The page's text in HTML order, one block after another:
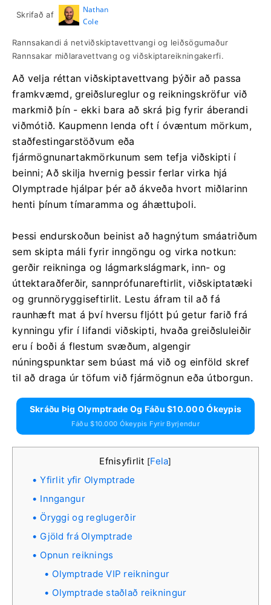
Skrifað af
Nathan
Cole
Rannsakandi á netviðskiptavettvangi og leiðsögumaður
Rannsakar miðlaravettvang og viðskiptareikningakerfi.
Að velja réttan viðskiptavettvang þýðir að passa
framkvæmd, greiðslureglur og reikningskröfur við
markmið þín - ekki bara að skrá þig fyrir áberandi
viðmótið. Kaupmenn lenda oft í óvæntum mörkum,
staðfestingarstöðvum eða
fjármögnunartakmörkunum sem tefja viðskipti í
beinni; Að skilja hvernig þessir ferlar virka hjá
Olymptrade hjálpar þér að ákveða hvort miðlarinn
henti þínum tímaramma og áhættuþoli.
Þessi endurskoðun beinist að hagnýtum smáatriðum
sem skipta máli fyrir inngöngu og virka notkun:
gerðir reikninga og lágmarkslágmark, inn- og
úttektaraðferðir, sannprófunareftirlit, viðskiptatæki
og grunnöryggiseftirlit. Lestu áfram til að fá
raunhæft mat á því hversu fljótt þú getur farið frá
kynningu yfir í lifandi viðskipti, hvaða greiðsluleiðir
eru í boði á flestum svæðum, algengir
núningspunktar sem búast má við og einföld skref
til að draga úr töfum við fjármögnun eða útborgun.
Skráðu Þig Olymptrade Og Fáðu $10.000 Ókeypis
Fáðu $10.000 Ókeypis Fyrir Byrjendur
Efnisyfirlit [Fela]
Yfirlit yfir Olymptrade
Inngangur
Öryggi og reglugerðir
Gjöld frá Olymptrade
Opnun reiknings
Olymptrade VIP reikningur
Olymptrade staðlað reikningur